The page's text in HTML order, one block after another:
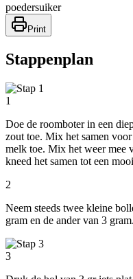
poedersuiker
Print
Stappenplan
1
Doe de roomboter in een
zout toe. Mix het samen
melk toe. Mix het weer mee
kneed het samen tot een
2
Neem steeds twee kleine
gram en de ander van 3 gram.
3